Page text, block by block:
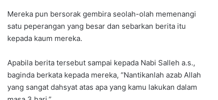
Mereka pun bersorak gembira seolah-olah memenangi
satu peperangan yang besar dan sebarkan berita itu
kepada kaum mereka.
Apabila berita tersebut sampai kepada Nabi Salleh a.s.,
baginda berkata kepada mereka, “Nantikanlah azab Allah
yang sangat dahsyat atas apa yang kamu lakukan dalam